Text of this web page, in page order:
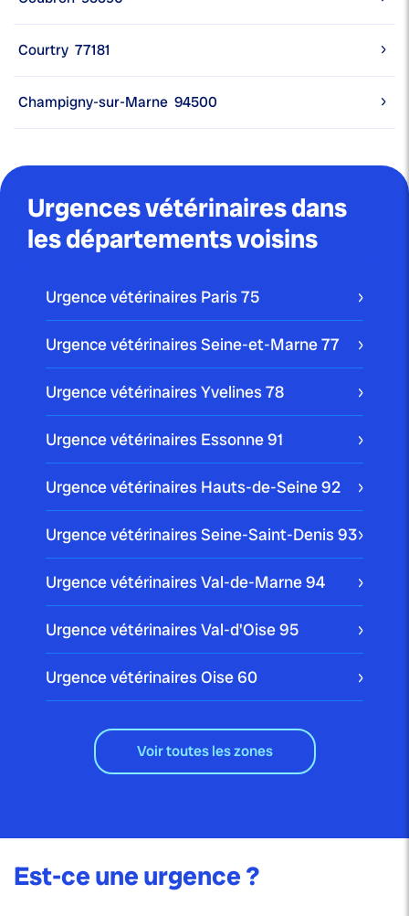
Courtry 77181
Champigny-sur-Marne 94500
Urgences vétérinaires dans
les départements voisins
Urgence vétérinaires Paris75
Urgence vétérinaires Seine-et-Marne77
Urgence vétérinaires Yvelines78
Urgence vétérinaires Essonne91
Urgence vétérinaires Hauts-de-Seine92
Urgence vétérinaires Seine-Saint-Denis93
Urgence vétérinaires Val-de-Marne94
Urgence vétérinaires Val-d'Oise95
Urgence vétérinaires Oise60
Voir toutes les zones
Est-ce une urgence ?